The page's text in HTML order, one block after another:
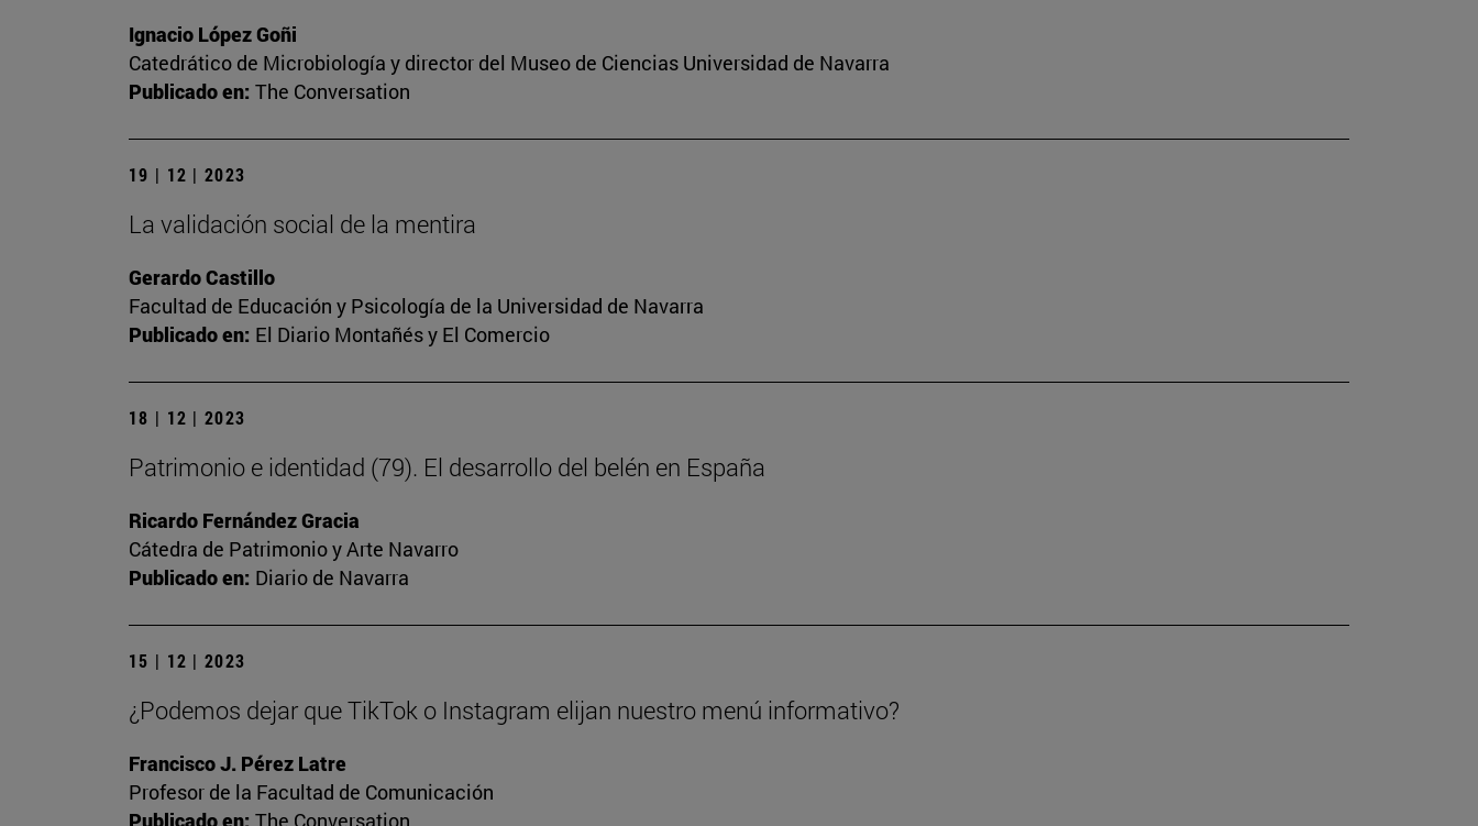
Ignacio López Goñi
Catedrático de Microbiología y director del Museo de Ciencias Universidad de Navarra
Publicado en: The Conversation
19 | 12 | 2023
La validación social de la mentira
Gerardo Castillo
Facultad de Educación y Psicología de la Universidad de Navarra
Publicado en: El Diario Montañés y El Comercio
18 | 12 | 2023
Patrimonio e identidad (79). El desarrollo del belén en España
Ricardo Fernández Gracia
Cátedra de Patrimonio y Arte Navarro
Publicado en: Diario de Navarra
15 | 12 | 2023
¿Podemos dejar que TikTok o Instagram elijan nuestro menú informativo?
Francisco J. Pérez Latre
Profesor de la Facultad de Comunicación
Publicado en: The Conversation